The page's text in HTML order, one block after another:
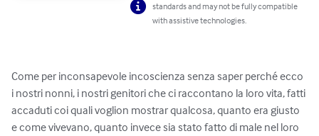
standards and may not be fully compatible
with assistive technologies.
Come per inconsapevole incoscienza senza saper perché ecco
i nostri nonni, i nostri genitori che ci raccontano la loro vita, fatti
accaduti coi quali voglion mostrar qualcosa, quanto era giusto
e come vivevano, quanto invece sia stato fatto di male nel loro